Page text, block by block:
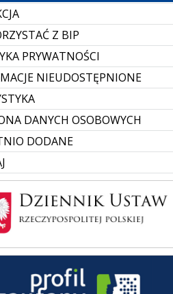
Z BIP
PRYWATNOŚCI
NIEUDOSTĘPNIONE
DANYCH OSOBOWYCH
DODANE